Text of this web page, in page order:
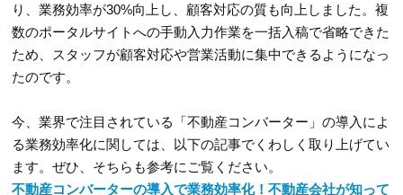
り、業務効率が30%向上し、顧客対応の質も向上しました。複
数のポータルサイトへの手動入力作業を一括入稿で省略できた
ため、スタッフが顧客対応や営業活動に集中できるようになっ
たのです。
今、業界で注目されている「不動産コンバーター」の導入によ
る業務効率化に関しては、以下の記事でくわしく取り上げてい
ます。ぜひ、そちらも参考にご覧ください。
不動産コンバーターの導入で業務効率化！不動産会社が知って